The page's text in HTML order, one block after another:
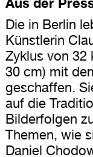
Die in Berlin
Künstlerin
Zyklus von 32
30 cm) mit
geschaffen.
auf die
Bilderfolgen
Themen, wie
Daniel